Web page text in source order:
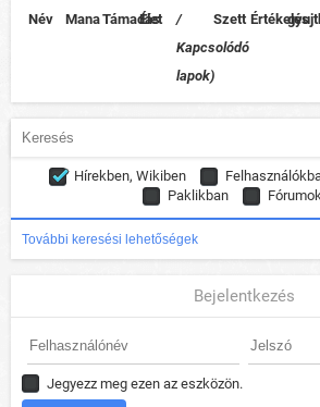
Név ManaTámadás
Élet
/
Kapcsolódó
lapok)
Szett Értékelés
Hírekben, Wikiben
Paklikban
További keresési lehetőségek
Bejelentkezés
Jegyezz meg ezen az eszközön.